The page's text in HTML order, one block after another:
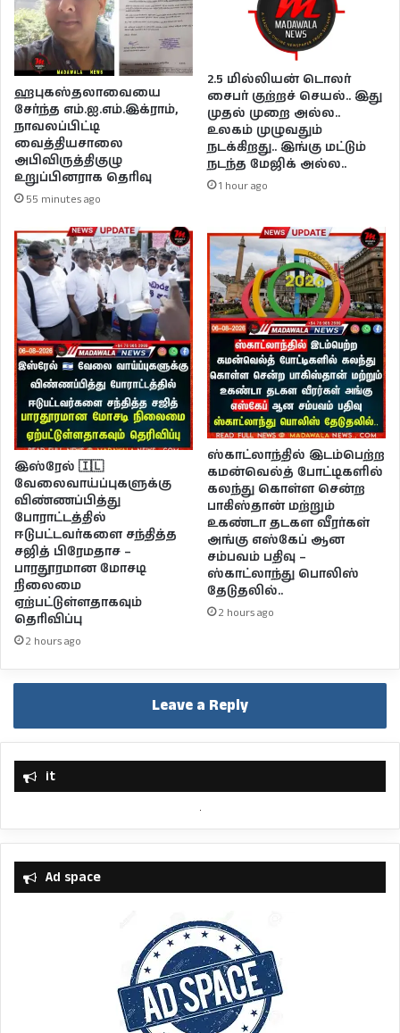
ஹபுகஸ்தலாவையை
சேர்ந்த எம்.ஐ.எம்.இக்ராம்,
நாவலப்பிட்டி
வைத்தியசாலை
அபிவிருத்திகுழு
உறுப்பினராக தெரிவு
55 minutes ago
2.5 மில்லியன் டொலர்
சைபர் குற்றச் செயல்.. இது
முதல் முறை அல்ல..
உலகம் முழுவதும்
நடக்கிறது.. இங்கு மட்டும்
நடந்த மேஜிக் அல்ல..
1 hour ago
இஸ்ரேல் 🇮🇱
வேலைவாய்ப்புகளுக்கு
விண்ணப்பித்து
போராட்டத்தில்
ஈடுபட்டவர்களை சந்தித்த
சஜித் பிரேமதாச –
பாரதூரமான மோசடி
நிலைமை
ஏற்பட்டுள்ளதாகவும்
தெரிவிப்பு
2 hours ago
ஸ்காட்லாந்தில் இடம்பெற்ற
கமன்வெல்த் போட்டிகளில்
கலந்து கொள்ள சென்ற
பாகிஸ்தான் மற்றும்
உகண்டா தடகள வீரர்கள்
அங்கு எஸ்கேப் ஆன
சம்பவம் பதிவு –
ஸ்காட்லாந்து பொலிஸ்
தேடுதலில்..
2 hours ago
Leave a Reply
it
Ad space